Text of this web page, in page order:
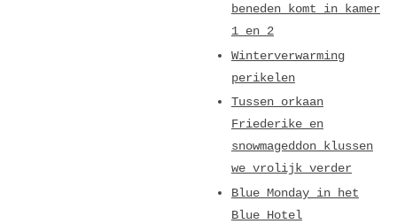
beneden komt in kamer
1 en 2
Winterverwarming
perikelen
Tussen orkaan
Friederike en
snowmageddon klussen
we vrolijk verder
Blue Monday in het
Blue Hotel